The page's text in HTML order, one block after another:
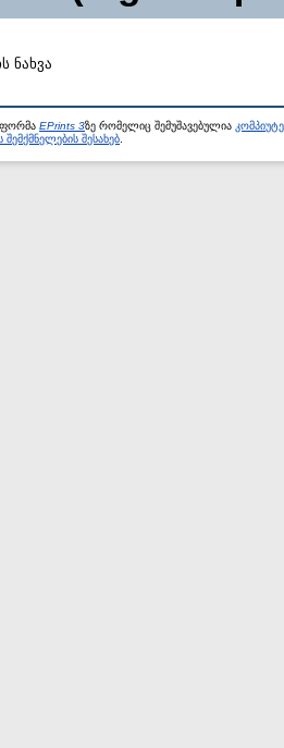
ნახვა
EPrints 3ზე რომელიც შემუშავებულია
შესახებ